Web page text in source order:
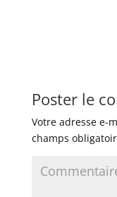
Poster le
Votre adresse e-
champs